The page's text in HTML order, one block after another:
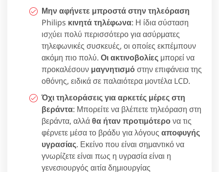
Μην αφήνετε μπροστά στην τηλεόραση
Philips κινητά τηλέφωνα: Η ίδια σύσταση
ισχύει πολύ περισσότερο για ασύρματες
τηλεφωνικές συσκευές, οι οποίες εκπέμπουν
ακόμη πιο πολύ. Οι ακτινοβολίες μπορεί να
προκαλέσουν μαγνητισμόστην επιφάνεια της
οθόνης, ειδικά σε παλαιότερα μοντέλα LCD.
Όχι τηλεοράσεις για αρκετές μέρες στη
βεράντα: Μπορείτε να βλέπετε τηλεόραση στη
βεράντα, αλλάθα ήταν προτιμότερονα τις
φέρνετε μέσα το βράδυ για λόγους αποφυγής
υγρασίας. Εκείνο που είναι σημαντικό να
γνωρίζετε είναι πως η υγρασία είναι η
γενεσιουργός αιτία δημιουργίας